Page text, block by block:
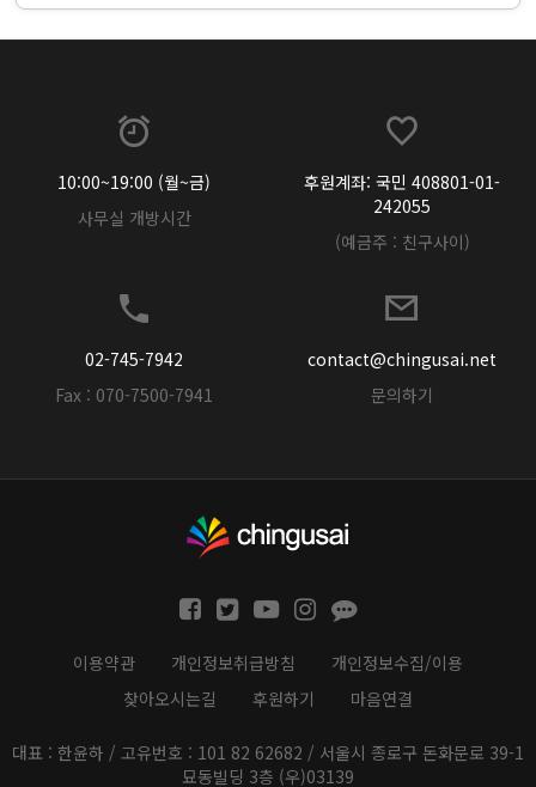
10:00~19:00 (월~금)
사무실 개방시간
후원계좌: 국민 408801-01-
242055
(예금주 : 친구사이)
02-745-7942
Fax : 070-7500-7941
contact@chingusai.net
문의하기
이용약관 개인정보취급방침
개인정보수집/이용
찾아오시는길
후원하기 마음연결
대표 : 한윤하 / 고유번호 : 101 82 62682 / 서울시 종로구 돈화문로 39-1
묘동빌딩 3층 (우)03139